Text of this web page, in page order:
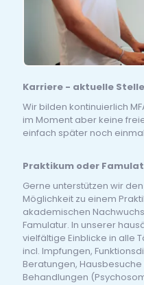
Karriere - aktuelle
Wir bilden kontinuierlich
im Moment aber keine
einfach später noch
Praktikum oder
Gerne unterstützen wir
Möglichkeit zu einem
akademischen
Famulatur. In unserer
vielfältige Einblicke in alle
incl. Impfungen,
Beratungen,
Behandlungen